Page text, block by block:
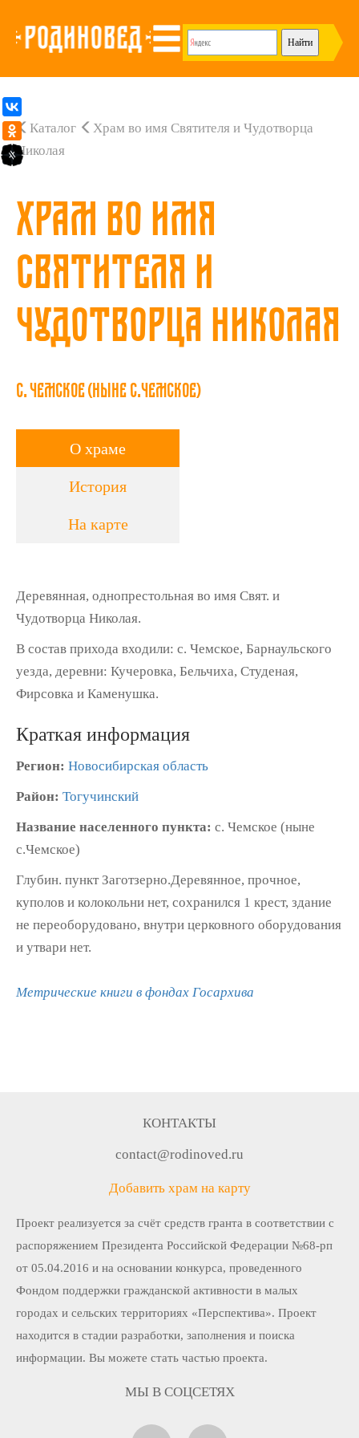
Каталог
Храм во имя Святителя и Чудотворца
Николая
Храм во имя
Святителя и
Чудотворца Николая
с. Чемское (ныне с.Чемское)
О храме
История
На карте
Деревянная, однопрестольная во имя Свят. и
Чудотворца Николая.
В состав прихода входили: с. Чемское, Барнаульского
уезда, деревни: Кучеровка, Бельчиха, Студеная,
Фирсовка и Каменушка.
Краткая информация
Регион: Новосибирская область
Район: Тогучинский
Название населенного пункта: с. Чемское (ныне
с.Чемское)
Глубин. пункт Заготзерно.Деревянное, прочное,
куполов и колокольни нет, сохранился 1 крест, здание
не переоборудовано, внутри церковного оборудования
и утвари нет.
Метрические книги в фондах Госархива
КОНТАКТЫ
contact@rodinoved.ru
Добавить храм на карту
Проект реализуется за счёт средств гранта в соответствии c
распоряжением Президента Российской Федерации №68-рп
от 05.04.2016 и на основании конкурса, проведенного
Фондом поддержки гражданской активности в малых
городах и сельских территориях «Перспектива». Проект
находится в стадии разработки, заполнения и поиска
информации. Вы можете стать частью проекта.
МЫ В СОЦСЕТЯХ